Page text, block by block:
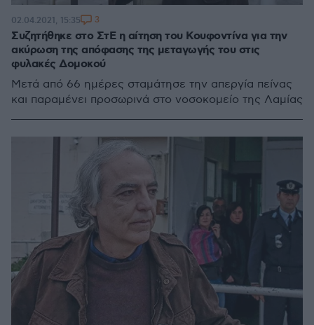
Συζητήθηκε στο ΣτΕ η αίτηση του Κουφοντίνα για την
ακύρωση της απόφασης της μεταγωγής του στις
φυλακές Δομοκού
Μετά από 66 ημέρες σταμάτησε την απεργία πείνας
και παραμένει προσωρινά στο νοσοκομείο της Λαμίας
02.04.2021, 15:35 3